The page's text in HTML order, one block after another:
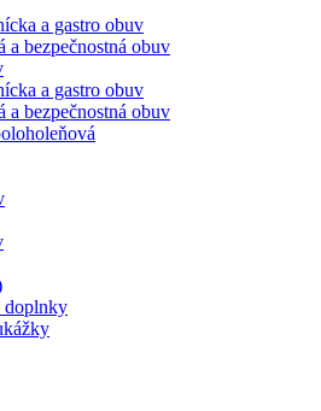
a gastro obuv
a bezpečnostná obuv
a gastro obuv
a bezpečnostná obuv
doplnky